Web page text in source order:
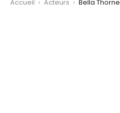
Accueil › Acteurs › Bella Thorne